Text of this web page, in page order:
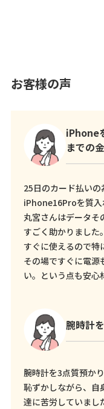
お客様の声
iPhone
までの
25日のカード払い
iPhone16Proを質入
丸宮さんはデータそ
すごく助かりました
すぐに使えるので特
その場ですぐに電源
い。という点も安心
腕時計
腕時計を3点質預か
恥ずかしながら、自
達に苦労していまし